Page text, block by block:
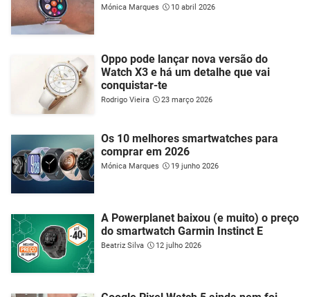
Mónica Marques 10 abril 2026
Oppo pode lançar nova versão do
Watch X3 e há um detalhe que vai
conquistar-te
Rodrigo Vieira 23 março 2026
Os 10 melhores smartwatches para
comprar em 2026
Mónica Marques 19 junho 2026
A Powerplanet baixou (e muito) o preço
do smartwatch Garmin Instinct E
Beatriz Silva 12 julho 2026